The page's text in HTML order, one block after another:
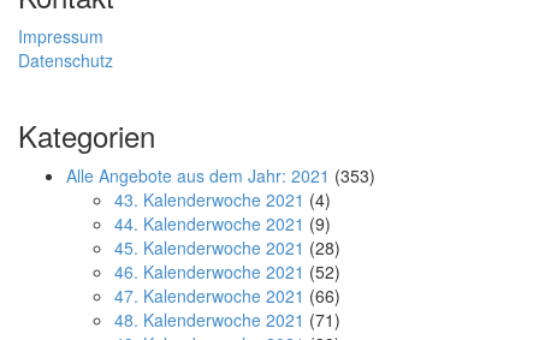
Impressum
Datenschutz
Kategorien
Alle Angebote aus dem Jahr: 2021 (353)
43. Kalenderwoche 2021 (4)
44. Kalenderwoche 2021 (9)
45. Kalenderwoche 2021 (28)
46. Kalenderwoche 2021 (52)
47. Kalenderwoche 2021 (66)
48. Kalenderwoche 2021 (71)